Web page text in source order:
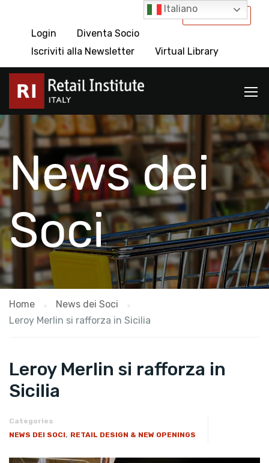
International
Login
Diventa Socio
Iscriviti alla Newsletter
Virtual Library
News dei
Soci
Home
News dei Soci
Leroy Merlin si rafforza in Sicilia
Leroy Merlin si rafforza in
Sicilia
Categories
NEWS DEI SOCI, RETAIL DESIGN & NEW OPENINGS
Italiano